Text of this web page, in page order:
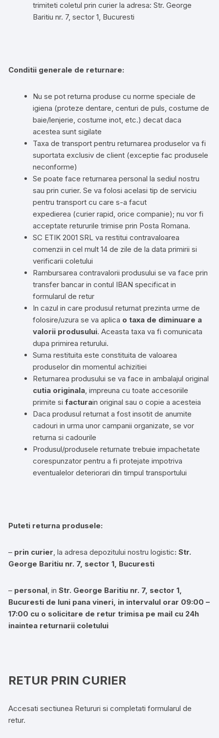
trimiteti coletul prin curier la adresa: Str. George
Baritiu nr. 7, sector 1, Bucuresti
Conditii generale de returnare:
Nu se pot returna produse cu norme speciale de
igiena (proteze dentare, centuri de puls, costume de
baie/lenjerie, costume inot, etc.) decat daca
acestea sunt sigilate
Taxa de transport pentru returnarea produselor va fi
suportata exclusiv de client (exceptie fac produsele
neconforme)
Se poate face returnarea personal la sediul nostru
sau prin curier. Se va folosi acelasi tip de serviciu
pentru transport cu care s-a facut
expedierea (curier rapid, orice companie); nu vor fi
acceptate retururile trimise prin Posta Romana.
SC ETIK 2001 SRL va restitui contravaloarea
comenzii in cel mult 14 de zile de la data primirii si
verificarii coletului
Rambursarea contravalorii produsului se va face prin
transfer bancar in contul IBAN specificat in
formularul de retur
In cazul in care produsul returnat prezinta urme de
folosire/uzura se va aplica o taxa de diminuare a
valorii produsului. Aceasta taxa va fi comunicata
dupa primirea returului.
Suma restituita este constituita de valoarea
produselor din momentul achizitiei
Returnarea produsului se va face in ambalajul original
cutia originala, impreuna cu toate accesoriile
primite sifacturain original sau o copie a acesteia
Daca produsul returnat a fost insotit de anumite
cadouri in urma unor campanii organizate, se vor
returna si cadourile
Produsul/produsele returnate trebuie impachetate
corespunzator pentru a fi protejate impotriva
eventualelor deteriorari din timpul transportului
Puteti returna produsele:
– prin curier, la adresa depozitului nostru logistic: Str.
George Baritiu nr. 7, sector 1, Bucuresti
– personal, inStr. George Baritiu nr. 7, sector 1,
Bucuresti de luni pana vineri, in intervalul orar 09:00 –
17:00 cu o solicitare de retur trimisa pe mail cu 24h
inaintea returnarii coletului
RETUR PRIN CURIER
Accesati sectiunea Retururi si completati formularul de
retur.